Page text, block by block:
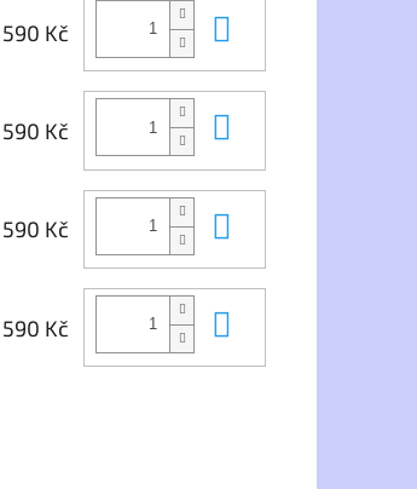
590 Kč
590 Kč
590 Kč
590 Kč